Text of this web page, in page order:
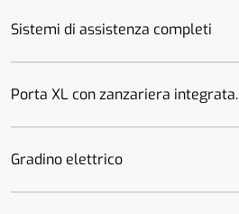
Sistemi di assistenza completi
Porta XL con zanzariera integrata.
Gradino elettrico